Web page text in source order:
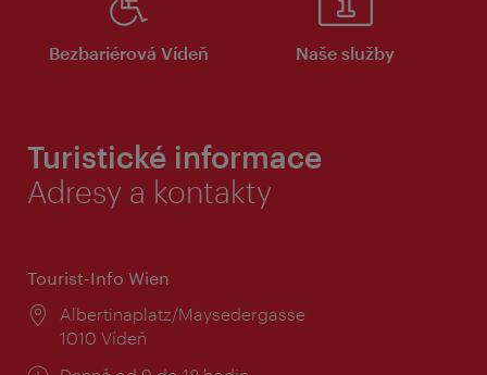
Bezbariérová Vídeň Naše služby
Turistické informace
Adresy a kontakty
Tourist-Info Wien
Místo:
Albertinaplatz/Maysedergasse
1010 Vídeň